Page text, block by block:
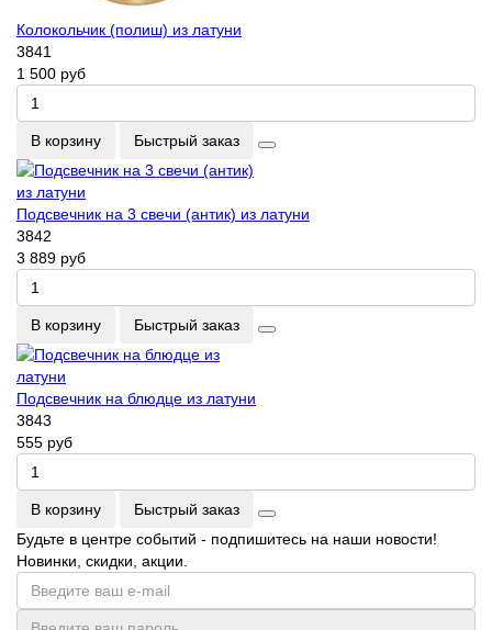
Колокольчик (полиш) из латуни
3841
1 500 руб
В корзину Быстрый заказ
Подсвечник на 3 свечи (антик) из латуни
3842
3 889 руб
В корзину Быстрый заказ
Подсвечник на блюдце из латуни
3843
555 руб
В корзину
Быстрый заказ
Будьте в центре событий - подпишитесь на наши новости!
Новинки, скидки, акции.